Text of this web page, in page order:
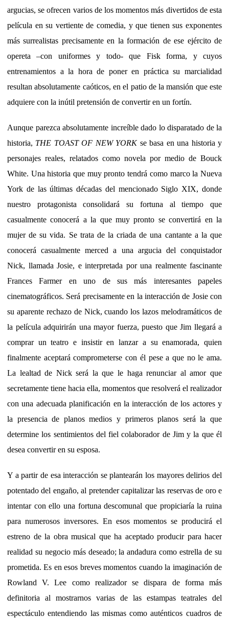
argucias, se ofrecen varios de los momentos más divertidos de esta
película en su vertiente de comedia, y que tienen sus exponentes
más surrealistas precisamente en la formación de ese ejército de
opereta –con uniformes y todo- que Fisk forma, y cuyos
entrenamientos a la hora de poner en práctica su marcialidad
resultan absolutamente caóticos, en el patio de la mansión que este
adquiere con la inútil pretensión de convertir en un fortín.
Aunque parezca absolutamente increíble dado lo disparatado de la
historia, THE TOAST OF NEW YORKse basa en una historia y
personajes reales, relatados como novela por medio de Bouck
White. Una historia que muy pronto tendrá como marco la Nueva
York de las últimas décadas del mencionado Siglo XIX, donde
nuestro protagonista consolidará su fortuna al tiempo que
casualmente conocerá a la que muy pronto se convertirá en la
mujer de su vida. Se trata de la criada de una cantante a la que
conocerá casualmente merced a una argucia del conquistador
Nick, llamada Josie, e interpretada por una realmente fascinante
Frances Farmer en uno de sus más interesantes papeles
cinematográficos. Será precisamente en la interacción de Josie con
su aparente rechazo de Nick, cuando los lazos melodramáticos de
la película adquirirán una mayor fuerza, puesto que Jim llegará a
comprar un teatro e insistir en lanzar a su enamorada, quien
finalmente aceptará comprometerse con él pese a que no le ama.
La lealtad de Nick será la que le haga renunciar al amor que
secretamente tiene hacia ella, momentos que resolverá el realizador
con una adecuada planificación en la interacción de los actores y
la presencia de planos medios y primeros planos será la que
determine los sentimientos del fiel colaborador de Jim y la que él
desea convertir en su esposa.
Y a partir de esa interacción se plantearán los mayores delirios del
potentado del engaño, al pretender capitalizar las reservas de oro e
intentar con ello una fortuna descomunal que propiciaría la ruina
para numerosos inversores. En esos momentos se producirá el
estreno de la obra musical que ha aceptado producir para hacer
realidad su negocio más deseado; la andadura como estrella de su
prometida. Es en esos breves momentos cuando la imaginación de
Rowland V. Lee como realizador se dispara de forma más
definitoria al mostrarnos varias de las estampas teatrales del
espectáculo entendiendo las mismas como auténticos cuadros de